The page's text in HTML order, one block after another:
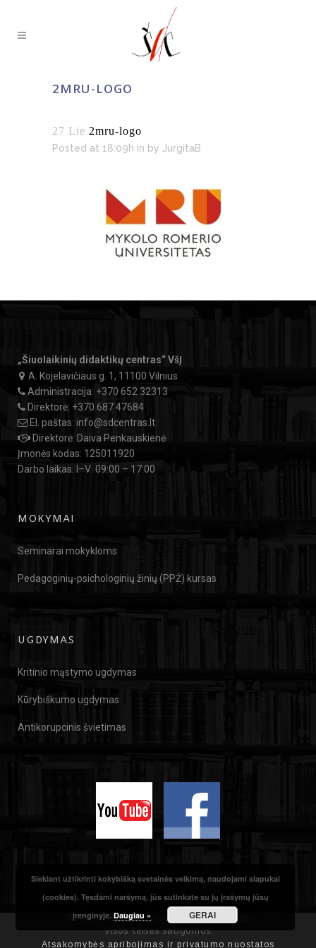
2MRU-LOGO
27 Lie 2mru-logo
Posted at 18:09h in by JurgitaB
„Šiuolaikinių didaktikų centras“ VšĮ
A. Kojelavičiaus g. 1, 11100 Vilnius
Administracija: +370 652 32313
Direktorė: +370 687 47684
El. paštas: info@sdcentras.lt
Direktorė: Daiva Penkauskienė
Įmonės kodas: 125011920
Darbo laikas: I–V: 09:00 – 17:00
MOKYMAI
Seminarai mokykloms
Pedagoginių-psichologinių žinių (PPŽ) kursas
UGDYMAS
Kritinio mąstymo ugdymas
Kūrybiškumo ugdymas
Antikorupcinis švietimas
© 2024 Šiuolaikinių didaktikų centras
Visos teisės saugomos.
Atsakomybės apribojimas ir privatumo nuostatos
Siekiant užtikrinti kokybišką svetainės veikimą, naudojami slapukai
(cookies). Tęsdami naršymą, jūs sutinkate su jų įrašymų jūsų
įrenginyje.Daugiau » GERAI